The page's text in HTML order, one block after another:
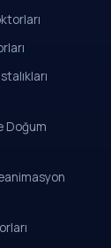
Doğum